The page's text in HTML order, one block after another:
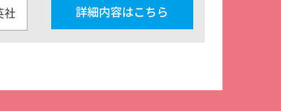
関するお知らせ
詳細内容はこちら